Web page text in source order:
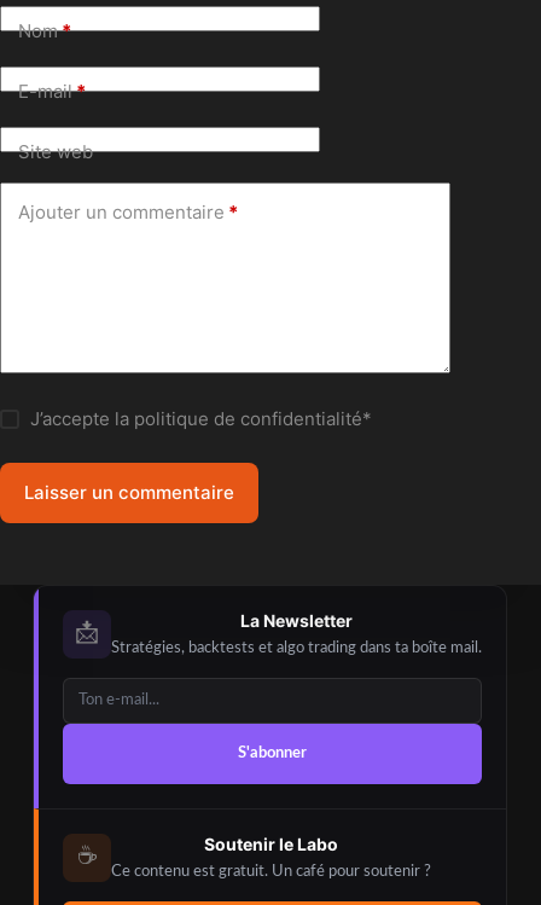
Nom*
E-mail*
Site web
Ajouter un commentaire *
J’accepte la politique de confidentialité*
Laisser un commentaire
📩
La Newsletter
Stratégies, backtests et algo trading dans ta boîte mail.
S'abonner
☕
Soutenir le Labo
Ce contenu est gratuit. Un café pour soutenir ?